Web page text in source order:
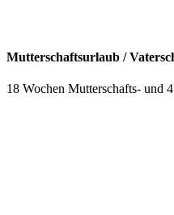
Mutterschaftsurlaub /
18 Wochen Mutterschafts- und